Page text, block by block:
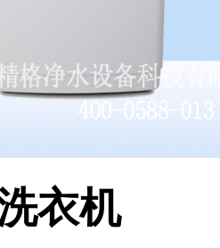
衣机